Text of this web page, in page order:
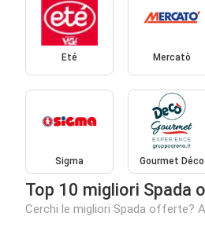
Eté Mercatò
Sigma Gourmet Déco
Top 10 migliori Spada
Cerchi le migliori Spada offerte?